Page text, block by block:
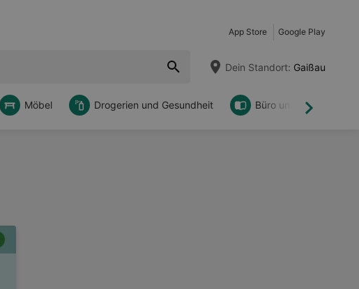
App Store Google Play
Dein Standort: Gaißau
Weiter
Möbel Drogerien und Gesundheit Büro und DIY